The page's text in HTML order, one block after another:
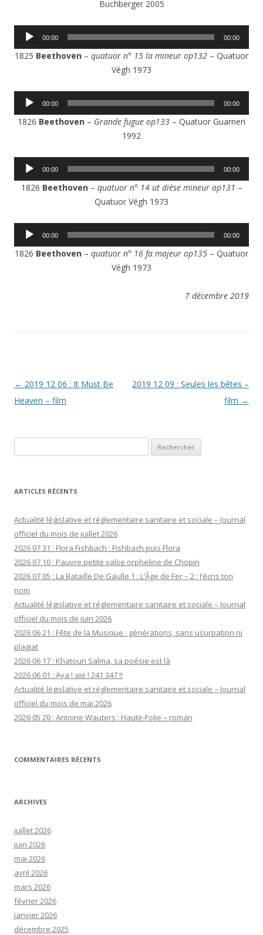
Buchberger 2005
Lecteur
00:00 00:00
1825 Beethoven – quatuor n° 15 la mineur op132 – Quatuor
Végh 1973
Lecteur
00:00 00:00
1826 Beethoven – Grande fugue op133 – Quatuor Guarneri
1992
Lecteur
00:00 00:00
1826 Beethoven– quatuor n° 14 ut dièse mineur op131 –
Quatuor Végh 1973
Lecteur
00:00 00:00
1826 Beethoven – quatuor n° 16 fa majeur op135 – Quatuor
Végh 1973
7 décembre 2019
Navigation
des
← 2019 12 06 : It Must Be
Heaven – film
2019 12 09 : Seules les bêtes –
film →
ARTICLES RÉCENTS
Actualité législative et réglementaire sanitaire et sociale – Journal
officiel du mois de juillet 2026
2026 07 31 : Flora Fishbach : Fishbach puis Flora
2026 07 10 : Pauvre petite valse orpheline de Chopin
2026 07 05 : La Bataille De Gaulle 1 : L’Âge de Fer – 2 : J’écris ton
nom
Actualité législative et réglementaire sanitaire et sociale – Journal
officiel du mois de juin 2026
2026 06 21 : Fête de la Musique : générations, sans usurpation ni
plagiat
2026 06 17 : Khatoun Salma, sa poésie est là
2026 06 01 : Aya ! aïe ! 241 347 !!
Actualité législative et réglementaire sanitaire et sociale – Journal
officiel du mois de mai 2026
2026 05 20 : Antoine Wauters : Haute-Folie – roman
COMMENTAIRES RÉCENTS
ARCHIVES
juillet 2026
juin 2026
mai 2026
avril 2026
mars 2026
février 2026
janvier 2026
décembre 2025